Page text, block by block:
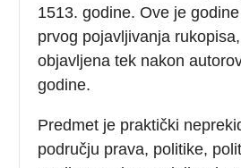
1513. godine. Ove je
prvog pojavljivanja
objavljena tek nakon
godine.
Predmet je praktički
području prava, politike,